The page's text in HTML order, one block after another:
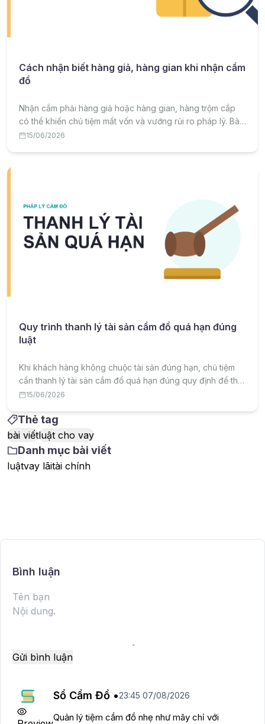
Cách nhận biết hàng giả, hàng gian khi nhận cầm
đồ
Nhận cầm phải hàng giả hoặc hàng gian, hàng trộm cắp
có thể khiến chủ tiệm mất vốn và vướng rủi ro pháp lý. Bài
viết hướng dẫn cách nhận biết hàng giả, hàng gian và quy
15/06/2026
Quy trình thanh lý tài sản cầm đồ quá hạn đúng
luật
Khi khách hàng không chuộc tài sản đúng hạn, chủ tiệm
cần thanh lý tài sản cầm đồ quá hạn đúng quy định để thu
hồi vốn và tránh tranh chấp. Bài viết hướng dẫn chi tiết quy
15/06/2026
Thẻ tag
bài viếtluật cho vay
Danh mục bài viết
luậtvay lãitài chính
Bình luận
Gửi bình luận
Sổ Cầm Đồ •23:45 07/08/2026
Quản lý tiệm cầm đồ nhẹ như mây chỉ với